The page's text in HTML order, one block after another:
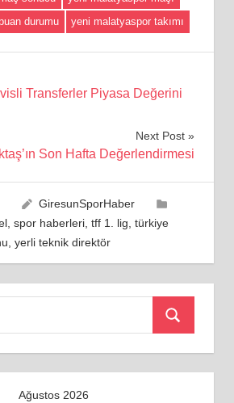
durumu
yeni malatyaspor takımı
Transferler Piyasa Değerini
Next Post
Son Hafta Değerlendirmesi
GiresunSporHaber
, spor haberleri, tff 1. lig türkiye
yerli teknik direktör
Ara
Ağustos 2026